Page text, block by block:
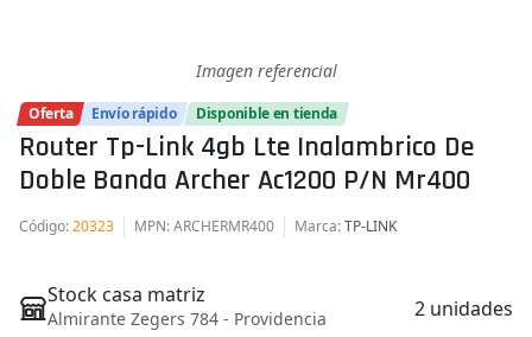
Imagen referencial
Oferta Envío rápido Disponible en tienda
Router Tp-Link 4gb Lte Inalambrico De
Doble Banda Archer Ac1200 P/n Mr400
Código:20323 MPN: ARCHERMR400 Marca:TP-LINK
Stock casa matriz
Almirante Zegers 784 - Providencia 2 unidades